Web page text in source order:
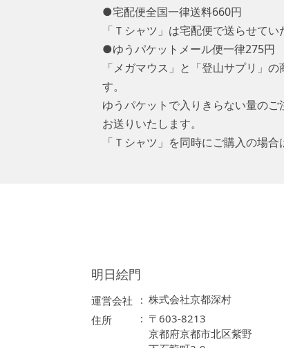
●宅配便全国一律送料660円
「Ｔシャツ」は宅配便で送らせてい
●ゆうパケットメール便一律275円
「メガマウス」と「登山サプリ」
す。
ゆうパケットで入りきらない量の
お送りいたします。
「Ｔシャツ」を同時にご購入の場合
明日絵門
運営会社
株式会社京都深村
住所
〒603-8213
京都府京都市北区紫野